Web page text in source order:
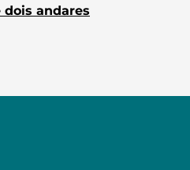
andares